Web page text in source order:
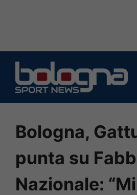
contenuto
Bologna,
punta su
Nazionale: